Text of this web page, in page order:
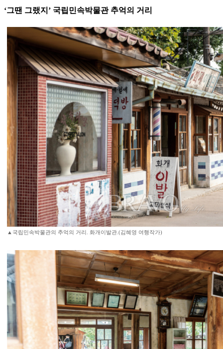
‘그땐 그랬지’ 국립민속박물관 추억의 거리
▲국립민속박물관의 추억의 거리. 화개이발관.(김혜영 여행작가)